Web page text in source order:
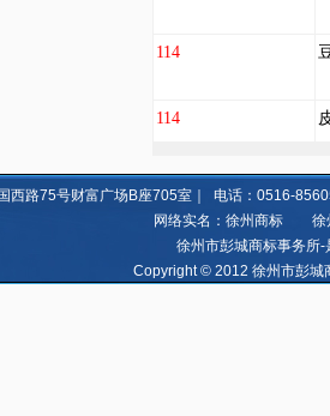
114
114
西路75号财富广场B座705室｜ 电话：0516-
网络实名：徐州商标 徐
徐州市彭城商标事务所-
Copyright © 2012 徐州市彭